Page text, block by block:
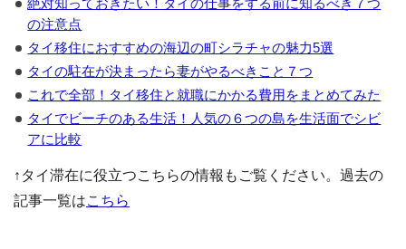
の注意点
タイ移住におすすめの海辺の町シラチャの魅力5選
タイの駐在が決まったら妻がやるべきこと７つ
これで全部！タイ移住と就職にかかる費用をまとめてみた
タイでビーチのある生活！人気の６つの島を生活面でシビ
アに比較
↑タイ滞在に役立つこちらの情報もご覧ください。過去の
記事一覧はこちら